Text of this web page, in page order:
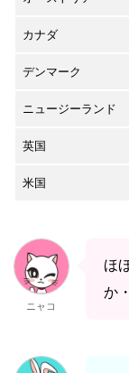
カナダ
デンマーク
ニュージーランド
英国
米国
ニャコ
ほ
か